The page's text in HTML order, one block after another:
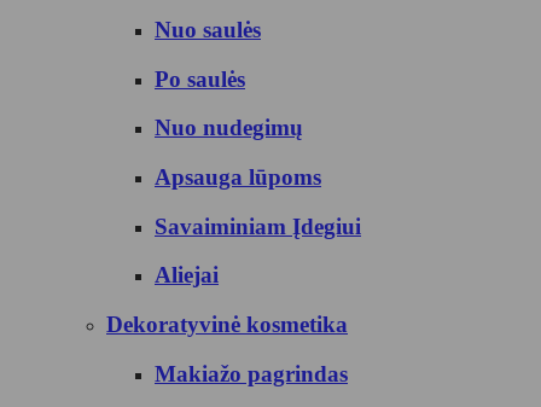
Nuo saulės
Po saulės
Nuo nudegimų
Apsauga lūpoms
Savaiminiam Įdegiui
Aliejai
Dekoratyvinė kosmetika
Makiažo pagrindas